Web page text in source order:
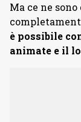
Ma ce ne
è possibile
animate e il